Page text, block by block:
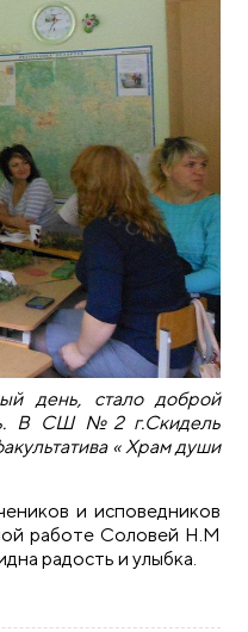
день, стало доброй
В СШ №2 г.Скидель
« Храм души
и исповедников
работе Соловей Н.М
радость и улыбка.